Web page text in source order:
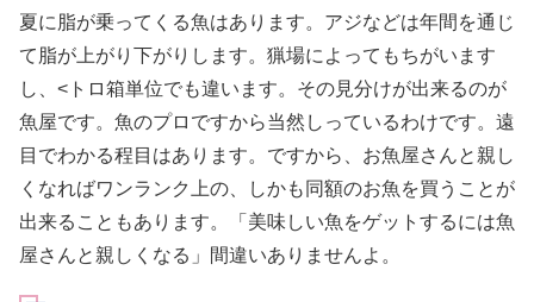
夏に脂が乗ってくる魚はあります。アジなどは年間を通じ
て脂が上がり下がりします。猟場によってもちがいます
し、<トロ箱単位でも違います。その見分けが出来るのが
魚屋です。魚のプロですから当然しっているわけです。遠
目でわかる程目はあります。ですから、お魚屋さんと親し
くなればワンランク上の、しかも同額のお魚を買うことが
出来ることもあります。「美味しい魚をゲットするには魚
屋さんと親しくなる」間違いありませんよ。